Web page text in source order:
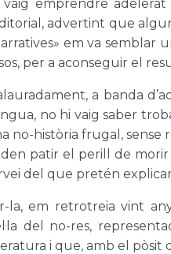
vaig emprendre
advertint que
em va
per a aconseguir el
a banda
no hi vaig saber
no-història frugal, sense
patir el perill de morir
del que pretén
la, em retrotreia vint
del no-res,
i que, amb el pòsit